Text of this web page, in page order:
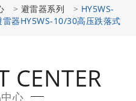
> 避雷器系列 > HY5WS-
器HY5WS-10/30高压跌落式
CENTER
心